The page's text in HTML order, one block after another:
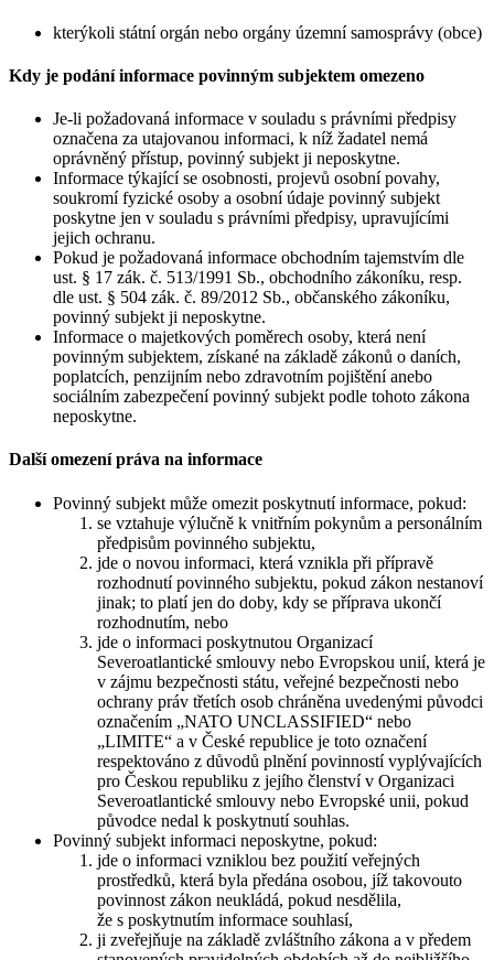
kterýkoli státní orgán nebo orgány územní samosprávy (obce)
Kdy je podání informace povinným subjektem omezeno
Je-li požadovaná informace v souladu s právními předpisy
označena za utajovanou informaci, k níž žadatel nemá
oprávněný přístup, povinný subjekt ji neposkytne.
Informace týkající se osobnosti, projevů osobní povahy,
soukromí fyzické osoby a osobní údaje povinný subjekt
poskytne jen v souladu s právními předpisy, upravujícími
jejich ochranu.
Pokud je požadovaná informace obchodním tajemstvím dle
ust. § 17 zák. č. 513/1991 Sb., obchodního zákoníku, resp.
dle ust. § 504 zák. č. 89/2012 Sb., občanského zákoníku,
povinný subjekt ji neposkytne.
Informace o majetkových poměrech osoby, která není
povinným subjektem, získané na základě zákonů o daních,
poplatcích, penzijním nebo zdravotním pojištění anebo
sociálním zabezpečení povinný subjekt podle tohoto zákona
neposkytne.
Další omezení práva na informace
Povinný subjekt může omezit poskytnutí informace, pokud:
se vztahuje výlučně k vnitřním pokynům a personálním
předpisům povinného subjektu,
jde o novou informaci, která vznikla při přípravě
rozhodnutí povinného subjektu, pokud zákon nestanoví
jinak; to platí jen do doby, kdy se příprava ukončí
rozhodnutím, nebo
jde o informaci poskytnutou Organizací
Severoatlantické smlouvy nebo Evropskou unií, která je
v zájmu bezpečnosti státu, veřejné bezpečnosti nebo
ochrany práv třetích osob chráněna uvedenými původci
označením „NATO UNCLASSIFIED“ nebo
„LIMITE“ a v České republice je toto označení
respektováno z důvodů plnění povinností vyplývajících
pro Českou republiku z jejího členství v Organizaci
Severoatlantické smlouvy nebo Evropské unii, pokud
původce nedal k poskytnutí souhlas.
Povinný subjekt informaci neposkytne, pokud:
jde o informaci vzniklou bez použití veřejných
prostředků, která byla předána osobou, jíž takovouto
povinnost zákon neukládá, pokud nesdělila,
že s poskytnutím informace souhlasí,
ji zveřejňuje na základě zvláštního zákona a v předem